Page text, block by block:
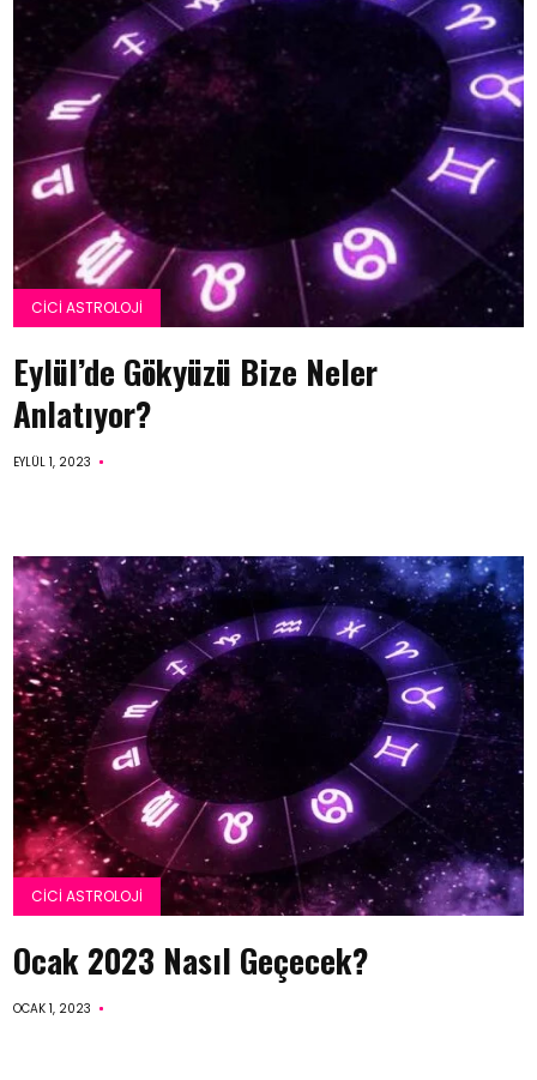
CICI ASTROLOJI
Eylül’de Gökyüzü Bize Neler
Anlatıyor?
EYLÜL 1, 2023
CICI ASTROLOJI
Ocak 2023 Nasıl Geçecek?
OCAK 1, 2023